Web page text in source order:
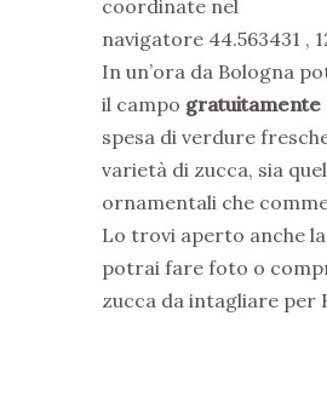
coordinate nel
navigatore 44.563431 ,
In un’ora da Bologna
il campo gratuitamente
spesa di verdure
varietà di zucca, sia
ornamentali che
Lo trovi aperto anche
potrai fare foto o
zucca da intagliare per